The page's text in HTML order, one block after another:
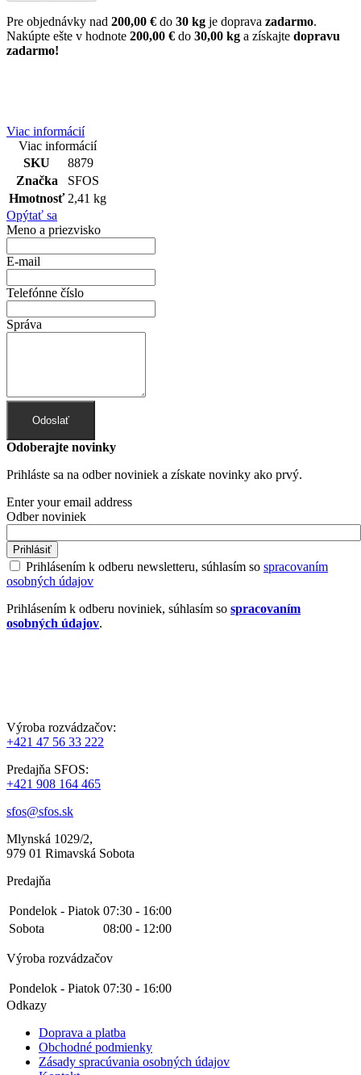
Pre objednávky nad 200,00 € do 30 kg je doprava zadarmo.
Nakúpte ešte v hodnote 200,00 € do 30,00 kg a získajte dopravu
zadarmo!
Viac informácií
Viac informácií
SKU
8879
Značka
SFOS
Hmotnosť 2,41 kg
Opýtať sa
Meno a priezvisko
E-mail
Telefónne číslo
Správa
Odoslať
Odoberajte novinky
Prihláste sa na odber noviniek a získate novinky ako prvý.
Enter your email address
Odber noviniek
Prihlásiť
Prihlásením k odberu newsletteru, súhlasím so spracovaním
osobných údajov
Prihlásením k odberu noviniek, súhlasím so spracovaním
osobných údajov.
Výroba rozvádzačov:
+421 47 56 33 222
Predajňa SFOS:
+421 908 164 465
sfos@sfos.sk
Mlynská 1029/2,
979 01 Rimavská Sobota
Predajňa
Pondelok - Piatok 07:30 - 16:00
Sobota
08:00 - 12:00
Výroba rozvádzačov
Pondelok - Piatok 07:30 - 16:00
Odkazy
Doprava a platba
Obchodné podmienky
Zásady spracúvania osobných údajov